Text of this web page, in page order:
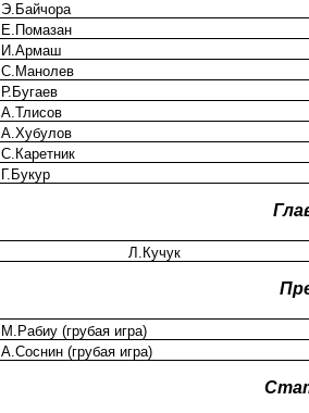
Э.Байчора
Е.Помазан
И.Армаш
С.Манолев
Р.Бугаев
А.Тлисов
А.Хубулов
С.Каретник
Г.Букур
Л.Кучук
М.Рабиу (грубая игра)
А.Соснин (грубая игра)